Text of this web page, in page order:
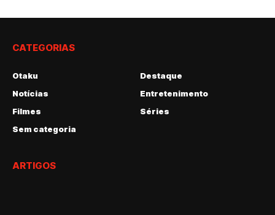
CATEGORIAS
Otaku
Destaque
Notícias
Entretenimento
Filmes
Séries
Sem categoria
ARTIGOS